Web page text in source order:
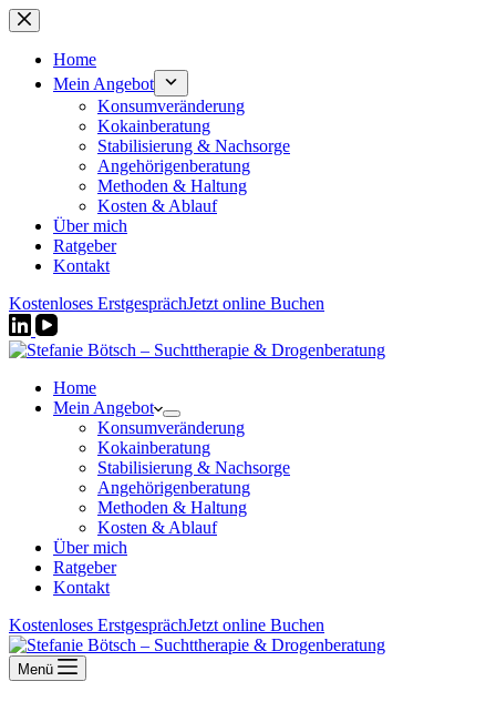
Zum
Inhalt
springenHome
Mein Angebot
Konsumveränderung
Kokainberatung
Stabilisierung & Nachsorge
Angehörigenberatung
Methoden & Haltung
Kosten & Ablauf
Über mich
Ratgeber
Kontakt
Kostenloses ErstgesprächJetzt online Buchen
Home
Mein Angebot
Konsumveränderung
Kokainberatung
Stabilisierung & Nachsorge
Angehörigenberatung
Methoden & Haltung
Kosten & Ablauf
Über mich
Ratgeber
Kontakt
Kostenloses ErstgesprächJetzt online Buchen
Menü